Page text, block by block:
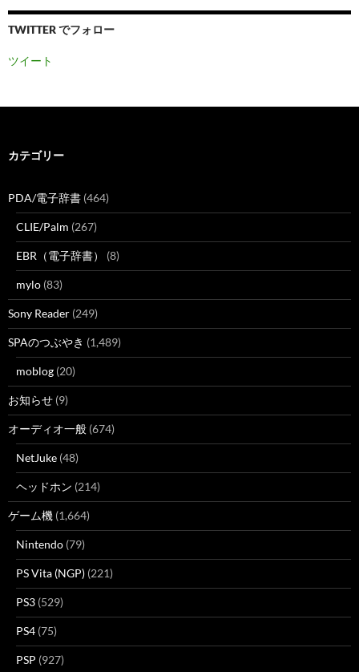
TWITTER でフォロー
ツイート
カテゴリー
PDA/電子辞書 (464)
CLIE/Palm (267)
EBR（電子辞書） (8)
mylo (83)
Sony Reader (249)
SPAのつぶやき (1,489)
moblog (20)
お知らせ (9)
オーディオ一般 (674)
NetJuke (48)
ヘッドホン (214)
ゲーム機 (1,664)
Nintendo (79)
PS Vita (NGP) (221)
PS3 (529)
PS4 (75)
PSP (927)